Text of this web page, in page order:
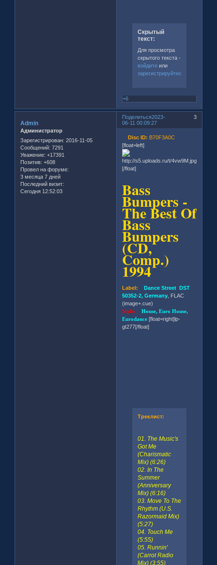
Скрытый
текст:
Для просмотра
скрытого текста -
войдитеили
зарегистрируйтесь
+6
Поделиться 3
2023-
06-11 00:09:27
Admin
Администратор
Зарегистрирован: 2016-11-05
Сообщений: 7291
Уважение: +17391
Позитив: +608
Провел на форуме:
3 месяца 7 дней
Последний визит:
Сегодня 12:52:03
Disc ID: B70F3A0C
[float=left]
[/float]
Bass
Bumpers -
The Best Of
Bass
Bumpers
(CD,
Comp.)
1994
Label: Dance Street DST
50352-2, Germany , FLAC
(image+.cue)
Style:House, Euro House,
Eurodance[float=right]lp-
gt277[/float]
Треклист:
01. The Music's
Got Me
(Charismatic
Mix) (6:26)
02. In The
Summer
(Anniversary
Mix) (6:16)
03. Move To The
Rhythm (U.S.
Razormaid Mix)
(5:27)
04. Touch Me
(5:55)
05. Runnin'
(Carrot Radio
Mix) (3:55)